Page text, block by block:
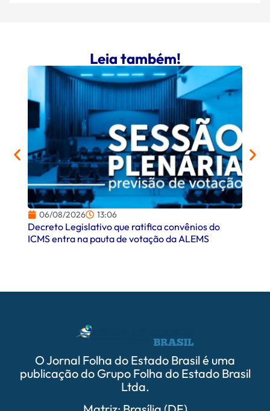
Leia também!
06/08/2026 13:06
Decreto Legislativo que ratifica convênios do
ICMS entra na pauta de votação da ALEMS
O Jornal Folha do Estado Brasil é uma
publicação do Grupo Folha do Estado Brasil
Ltda.